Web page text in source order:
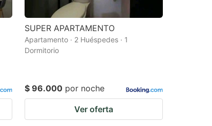
SUPER APARTAMENTO
Apartamento · 2 Huéspedes · 1
Dormitorio
$ 96.000 por noche
Ver oferta